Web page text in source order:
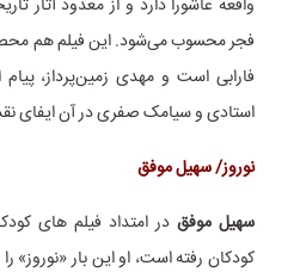
واقعه عاشورا دارد و از معدود آثار
فجر محسوب می‌شود. این فیلم هم
فارابی است و مهدی زمین‌پرداز، پیام
استادی و سیامک صفری در آن ایفای
نوروز/ سهیل موفق
سهیل موفق در امتداد فیلم های
کودکان رفته است، او این بار «نوروز»